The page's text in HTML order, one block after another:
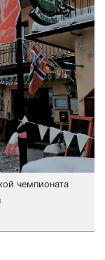
чемпионата